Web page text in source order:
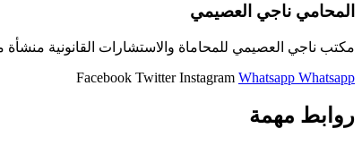
المحامي ناجي العصيمي
مكتب ناجي العصيمي للمحاماة والاستشارات القانونية
Facebook Twitter Instagram Whatsapp Whatsapp
روابط مهمة